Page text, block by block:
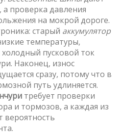
а проверка давления
на мокрой дороге.
старый аккумулятор
температуры,
пусковой ток
Наконец, износ
сразу, потому что в
путь удлиняется.
требует проверки
и тормозов, а каждая из
вероятность